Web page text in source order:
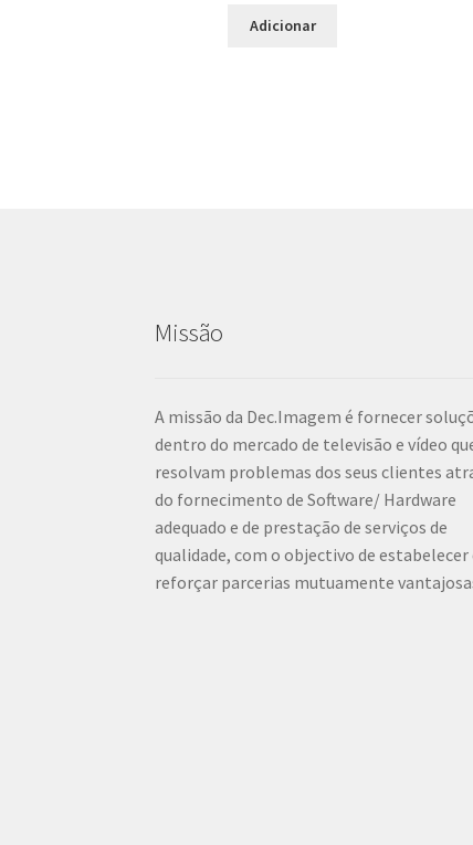
Adicionar
Missão
A missão da Dec.Imagem é fornecer
dentro do mercado de televisão e vídeo
resolvam problemas dos seus clientes
do fornecimento de Software/ Hardware
adequado e de prestação de serviços de
qualidade, com o objectivo de estabelecer
reforçar parcerias mutuamente